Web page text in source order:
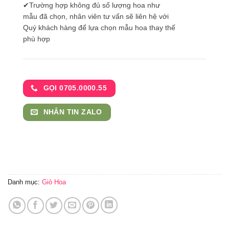
✔Trường hợp không đủ số lượng hoa như
mẫu đã chọn, nhân viên tư vấn sẽ liên hệ với
Quý khách hàng để lựa chọn mẫu hoa thay thế
phù hợp
GỌI 0705.0000.55
NHẮN TIN ZALO
Danh mục: Giỏ Hoa